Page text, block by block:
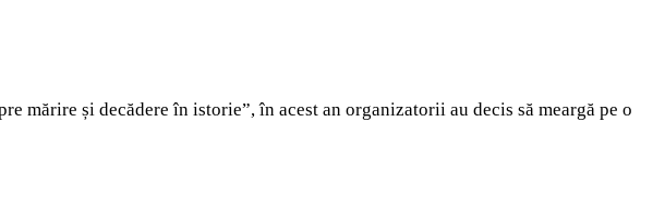
mărire și decădere în istorie”, în acest an organizatorii au decis să meargă pe o